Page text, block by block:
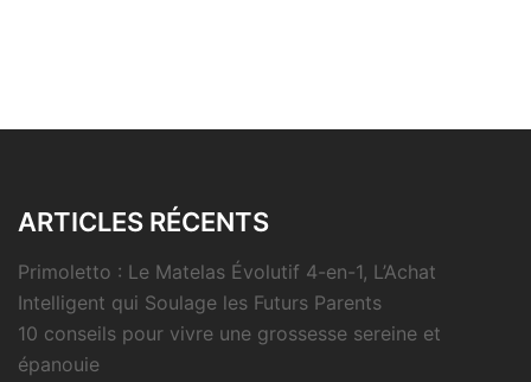
ARTICLES RÉCENTS
Primoletto : Le Matelas Évolutif 4-en-1, L’Achat
Intelligent qui Soulage les Futurs Parents
10 conseils pour vivre une grossesse sereine et
épanouie